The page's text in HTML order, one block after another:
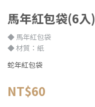
馬年紅包袋(6入)
◆ 馬年紅包袋
◆ 材質：紙
蛇年紅包袋
NT$60